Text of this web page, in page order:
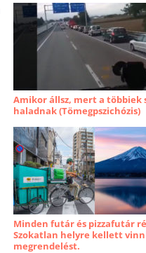
Amikor állsz, mert a többiek
haladnak (Tömegpszichózis)
Minden futár és pizzafutár
Szokatlan helyre kellett
megrendelést.